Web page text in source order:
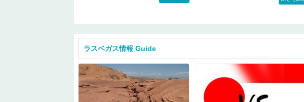
ラスのクラブへのVIP予約を承ります。
結婚式の2次会パーティーや会社の仲間たち
の楽しいパーティーなどにもご利用いただけ
ラスベガス情報 Guide